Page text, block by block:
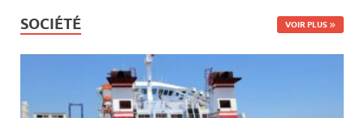
SOCIÉTÉ VOIR PLUS